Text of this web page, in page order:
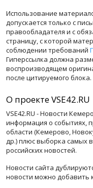
Использование
допускается только с
правообладателя и с
страницу, с которой
соблюдении требований
Гиперссылка должна
воспроизводящем
после цитируемого блока.
О проекте VSE42.RU
VSE42.RU - Новости
информация о событиях,
области (Кемерово,
др.) плюс выборка самых
российских новостей.
Новости сайта
новости можно добавить